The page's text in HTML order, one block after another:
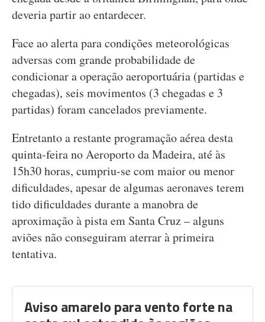
deveria partir ao entardecer.
Face ao alerta para condições meteorológicas
adversas com grande probabilidade de
condicionar a operação aeroportuária (partidas e
chegadas), seis movimentos (3 chegadas e 3
partidas) foram cancelados previamente.
Entretanto a restante programação aérea desta
quinta-feira no Aeroporto da Madeira, até às
15h30 horas, cumpriu-se com maior ou menor
dificuldades, apesar de algumas aeronaves terem
tido dificuldades durante a manobra de
aproximação à pista em Santa Cruz – alguns
aviões não conseguiram aterrar à primeira
tentativa.
Aviso amarelo para vento forte na